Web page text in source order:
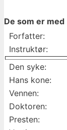
De som er med
Forfatter:
Instruktør:
Den syke:
Hans kone:
Vennen:
Doktoren:
Presten: